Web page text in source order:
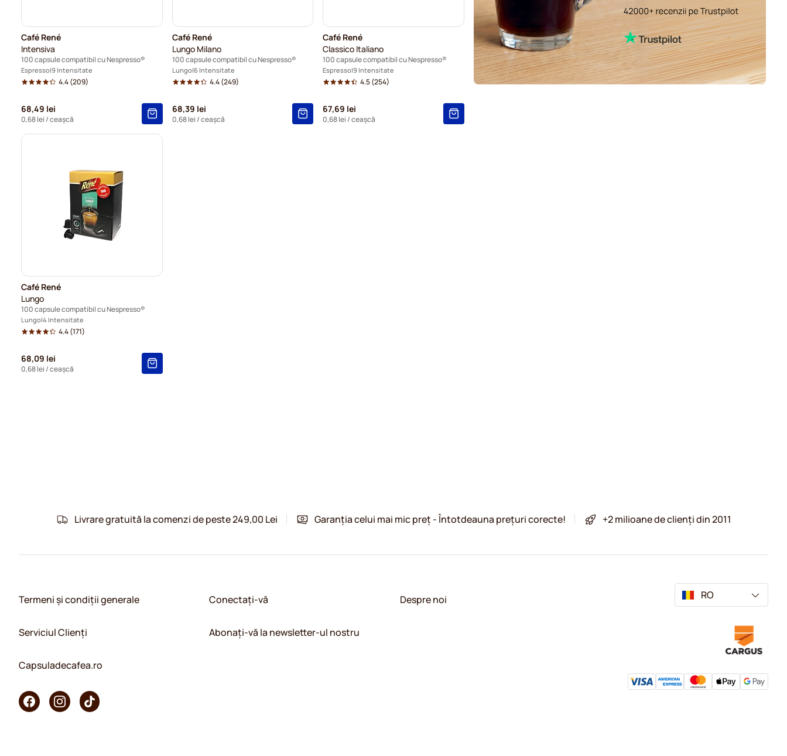
Capsule cafea Friele pentru Nespresso®
Capsule cafea Garibaldi pentru Nespresso®
Capsule Tonino Lamborghini pentru Nespresso®.
Starbucks® pentru Nespresso®
Café René
Intensiva
100 capsule compatibil cu Nespresso®
Espresso 9 Intensitate
4.4(209)
68,49 lei
0,68 lei / ceașcă
Café René
Lungo Milano
100 capsule compatibil cu Nespresso®
Lungo 6 Intensitate
4.4(249)
68,39 lei
0,68 lei / ceașcă
Café René
Classico Italiano
100 capsule compatibil cu Nespresso®
Espresso 9 Intensitate
4.5(254)
67,69 lei
0,68 lei / ceașcă
Café René
Lungo
100 capsule compatibil cu Nespresso®
Lungo 4 Intensitate
4.4(171)
68,09 lei
0,68 lei / ceașcă
Livrare gratuită la comenzi de peste 249,00 Lei Garanția celui mai mic preț - Întotdeauna prețuri corecte! +2 milioane de clienți din 2011
Termeni și condiții generale
Serviciul Clienți
Capsuladecafea.ro
Conectați-vă
Abonați-vă la newsletter-ul nostru
Despre noi RO